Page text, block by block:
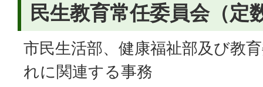
民生教育常任委員会（定
市民生活部、健康福祉部及び教
れに関連する事務